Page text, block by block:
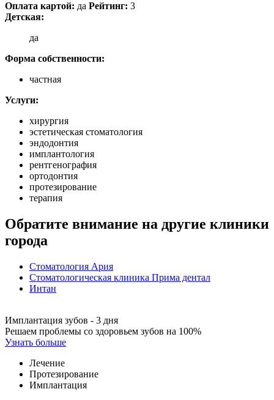
Оплата картой: да Рейтинг: 3
Детская:
да
Форма собственности:
частная
Услуги:
хирургия
эстетическая стоматология
эндодонтия
имплантология
рентгенография
ортодонтия
протезирование
терапия
Обратите внимание на другие клиники
города
Стоматология Ария
Стоматологическая клиника Прима дентал
Интан
Имплантация зубов - 3 дня
Решаем проблемы со здоровьем зубов на 100%
Узнать больше
Лечение
Протезирование
Имплантация